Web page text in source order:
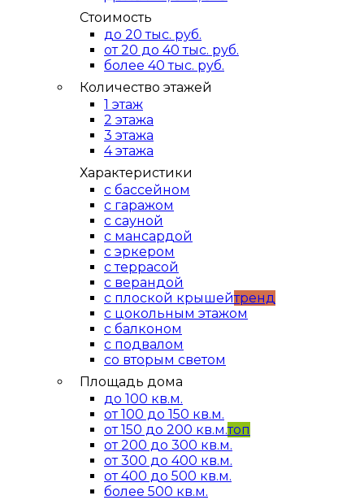
Стоимость
до 20 тыс. руб.
от 20 до 40 тыс. руб.
более 40 тыс. руб.
Количество этажей
1 этаж
2 этажа
3 этажа
4 этажа
Характеристики
с бассейном
с гаражом
с сауной
с мансардой
с эркером
с террасой
с верандой
с плоской крышейтренд
с цокольным этажом
с балконом
с подвалом
со вторым светом
Площадь дома
до 100 кв.м.
от 100 до 150 кв.м.
от 150 до 200 кв.м.топ
от 200 до 300 кв.м.
от 300 до 400 кв.м.
от 400 до 500 кв.м.
более 500 кв.м.